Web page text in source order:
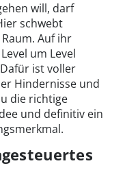
will, darf
schwebt
Auf ihr
um Level
ist voller
Hindernisse und
die richtige
und definitiv ein